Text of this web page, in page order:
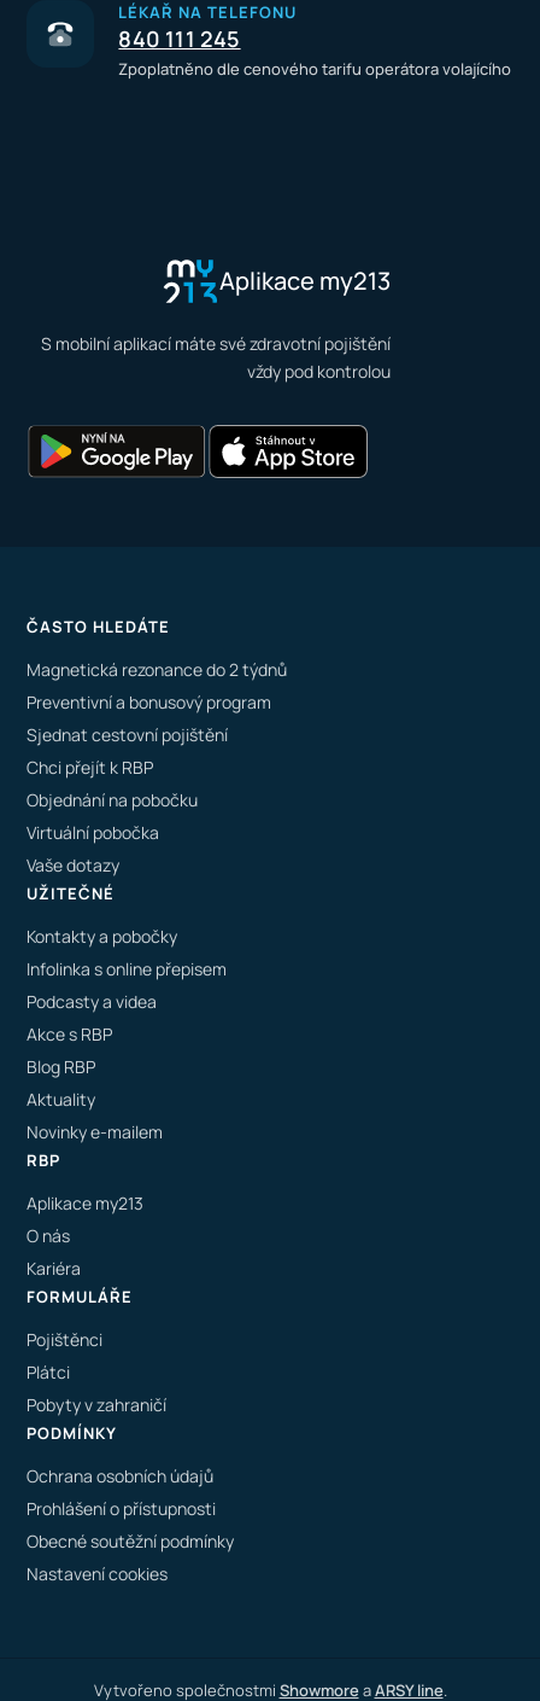
LÉKAŘ NA TELEFONU
840 111 245
Zpoplatněno dle cenového tarifu operátora volajícího
Aplikace my213
S mobilní aplikací máte své zdravotní pojištění
vždy pod kontrolou
ČASTO HLEDÁTE
Magnetická rezonance do 2 týdnů
Preventivní a bonusový program
Sjednat cestovní pojištění
Chci přejít k RBP
Objednání na pobočku
Virtuální pobočka
Vaše dotazy
UŽITEČNÉ
Kontakty a pobočky
Infolinka s online přepisem
Podcasty a videa
Akce s RBP
Blog RBP
Aktuality
Novinky e-mailem
RBP
Aplikace my213
O nás
Kariéra
FORMULÁŘE
Pojištěnci
Plátci
Pobyty v zahraničí
PODMÍNKY
Ochrana osobních údajů
Prohlášení o přístupnosti
Obecné soutěžní podmínky
Nastavení cookies
Vytvořeno společnostmi ShowmoreaARSY line.